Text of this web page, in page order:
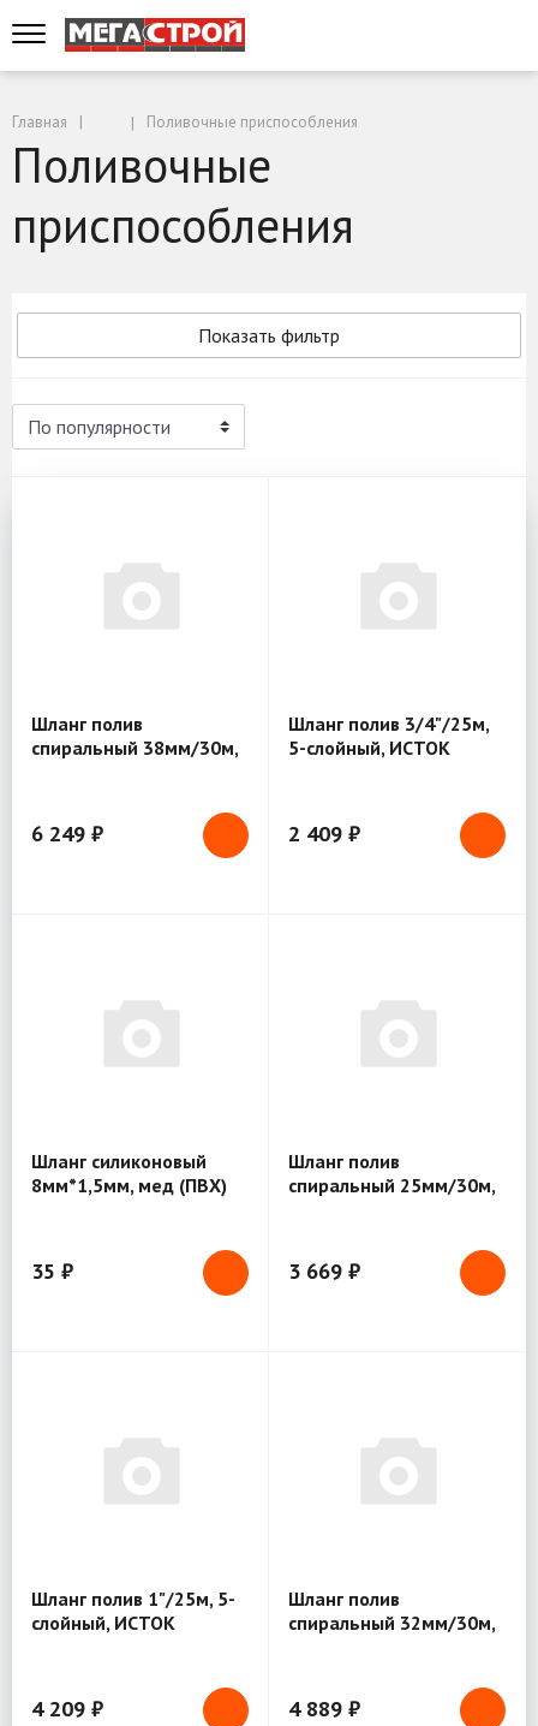
Главная Поливочные приспособления
Поливочные
приспособления
Показать фильтр
Шланг полив
спиральный 38мм/30м,
6 249 ₽
Шланг полив 3/4"/25м,
5-слойный, ИСТОК
2 409 ₽
Шланг силиконовый
8мм*1,5мм, мед (ПВХ)
35 ₽
Шланг полив
спиральный 25мм/30м,
3 669 ₽
Шланг полив 1"/25м, 5-
слойный, ИСТОК
4 209 ₽
Шланг полив
спиральный 32мм/30м,
4 889 ₽